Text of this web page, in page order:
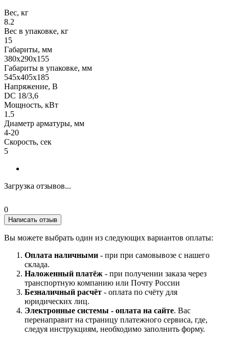
Вес, кг
8.2
Вес в упаковке, кг
15
Габариты, мм
380х290х155
Габариты в упаковке, мм
545x405x185
Напряжение, В
DC 18/3,6
Мощность, кВт
1.5
Диаметр арматуры, мм
4-20
Скорость, сек
5
Загрузка отзывов...
0
Написать отзыв
Вы можете выбрать один из следующих вариантов оплаты:
Оплата наличными - при при самовывозе с нашего
склада.
Наложенный платёж - при получении заказа через
транспортную компанию или Почту России
Безналичный расчёт - оплата по счёту для
юридических лиц.
Электронные системы - оплата на сайте. Вас
перенаправит на страницу платежного сервиса, где,
следуя инструкциям, необходимо заполнить форму.